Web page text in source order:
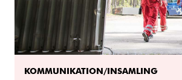
KOMMUNIKATION/INSAMLING